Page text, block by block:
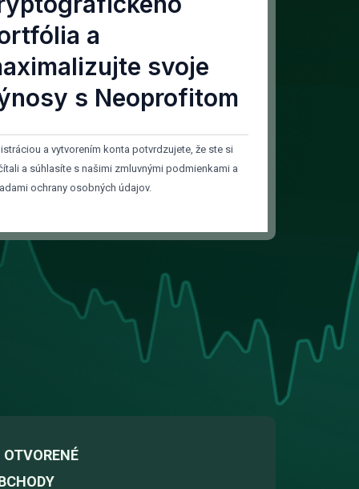
a
svoje
s Neoprofitom
a vytvorením konta potvrdzujete, že ste si
a súhlasíte s našimi zmluvnými podmienkami a
ochrany osobných údajov.
OTVORENÉ